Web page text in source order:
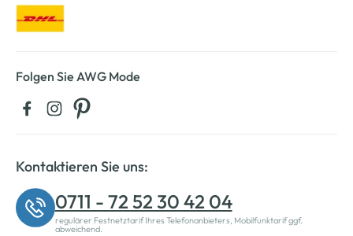
Folgen Sie AWG Mode
Kontaktieren Sie uns:
0711 - 72 52 30 42 04
regulärer Festnetztarif Ihres Telefonanbieters, Mobilfunktarif ggf.
abweichend.